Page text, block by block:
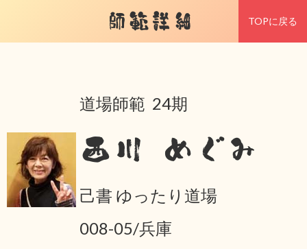
師範詳細 TOPに戻る
道場師範 24期
西川 めぐみ
己書 ゆったり道場
008-05/兵庫